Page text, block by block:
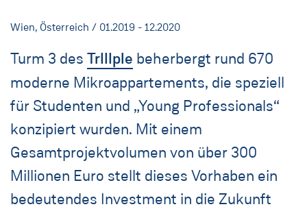
Wien, Österreich / 01.2019 - 12.2020
Turm 3 des TrIIIple beherbergt rund 670
moderne Mikroappartements, die speziell
für Studenten und „Young Professionals“
konzipiert wurden. Mit einem
Gesamtprojektvolumen von über 300
Millionen Euro stellt dieses Vorhaben ein
bedeutendes Investment in die Zukunft